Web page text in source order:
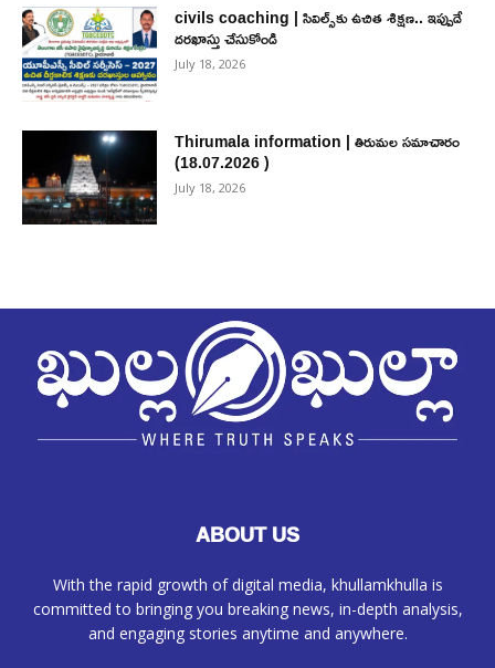
civils coaching | సివిల్స్‌కు ఉచిత శిక్ష‌ణ.. ఇప్పుడే
ద‌ర‌ఖాస్తు చేసుకోండి
July 18, 2026
Thirumala information | తిరుమల సమాచారం
(18.07.2026 )
July 18, 2026
ABOUT US
With the rapid growth of digital media, khullamkhulla is
committed to bringing you breaking news, in-depth analysis,
and engaging stories anytime and anywhere.